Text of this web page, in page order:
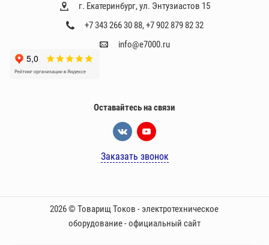
г. Екатеринбург, ул. Энтузиастов 15
+7 343 266 30 88,+7 902 879 82 32
info@e7000.ru
Оставайтесь на связи
Заказать звонок
2026 © Товарищ Токов - электротехническое
оборудование - официальный сайт